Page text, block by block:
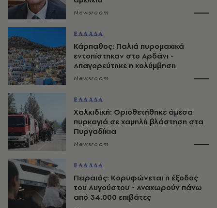
Newsroom
ΕΛΛΑΔΑ
Κάρπαθος: Παλιά πυρομαχικά
εντοπίστηκαν στο Αρδάνι -
Απαγορεύτηκε η κολύμβηση
Newsroom
ΕΛΛΑΔΑ
Χαλκιδική: Οριοθετήθηκε άμεσα
πυρκαγιά σε χαμηλή βλάστηση στα
Πυργαδίκια
Newsroom
ΕΛΛΑΔΑ
Πειραιάς: Κορυφώνεται η έξοδος
του Αυγούστου - Αναχωρούν πάνω
από 34.000 επιβάτες